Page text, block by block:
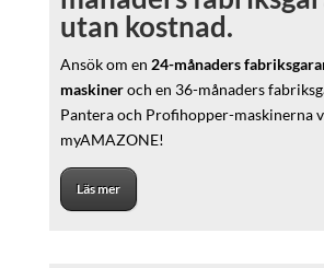
utan kostnad.
Ansök om en 24-månaders
maskineroch en 36-månaders
Pantera och Profihopper-maskinerna
myAMAZONE!
Läs mer